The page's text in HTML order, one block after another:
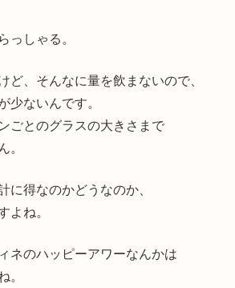
っしゃる。
ど、そんなに量を飲まないので、
少ないんです。
ごとのグラスの大きさまで
。
に得なのかどうなのか、
よね。
ネのハッピーアワーなんかは
。